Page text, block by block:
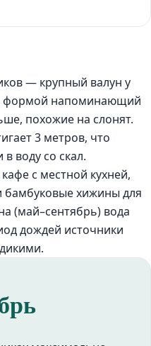
— крупный валун у
формой напоминающий
похожие на слонят.
3 метров, что
воду со скал.
с местной кухней,
бамбуковые хижины для
(май–сентябрь) вода
дождей источники